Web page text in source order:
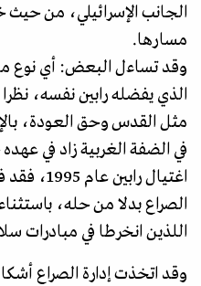
الجانب الإسرائيلي، من
مسارها.
وقد تساءل البعض: أي نوع
الذي يفضله رابين نفسه،
مثل القدس وحق العودة،
في الضفة الغربية زاد في
اغتيال
الصراع بدلا من حله،
اللذين انخرطا في مبادرات
وقد اتخذت إدارة الصراع